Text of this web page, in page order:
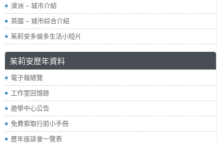
澳洲 – 城市介紹
英國 – 城市綜合介紹
茱莉安多倫多生活小短片
茱莉安歷年資料
電子報總覽
工作室回憶錄
遊學中心公告
免費索取行前小手冊
歷年座談會一覽表